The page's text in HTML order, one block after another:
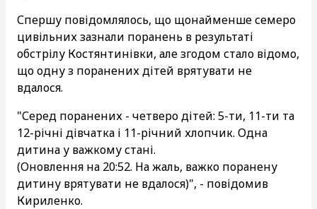
Спершу повідомлялось, що щонайменше семеро
цивільних зазнали поранень в результаті
обстрілу Костянтинівки, але згодом стало відомо,
що одну з поранених дітей врятувати не
вдалося.
"Серед поранених - четверо дітей: 5-ти, 11-ти та
12-річні дівчатка і 11-річний хлопчик. Одна
дитина у важкому стані.
(Оновлення на 20:52. На жаль, важко поранену
дитину врятувати не вдалося)", - повідомив
Кириленко.